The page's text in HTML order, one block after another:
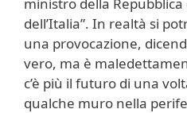
dell’Italia”. In realtà si
una provocazione,
vero, ma è
c’è più il futuro di una
qualche muro nella